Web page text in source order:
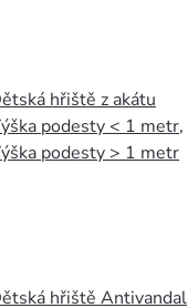
hřiště z akátu
podesty < 1 metr,
podesty > 1 metr
hřiště Antivandal